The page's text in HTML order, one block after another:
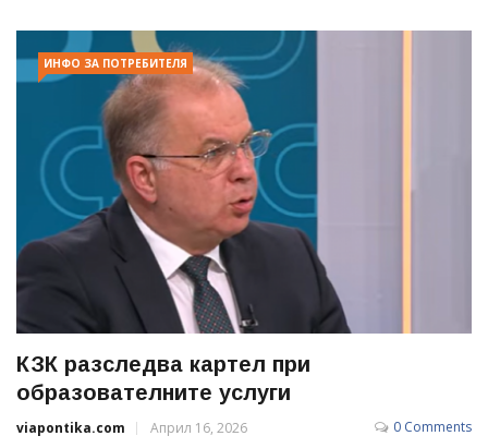
ИНФО ЗА ПОТРЕБИТЕЛЯ
КЗК разследва картел при
образователните услуги
viapontika.com Април 16, 2026 0 Comments